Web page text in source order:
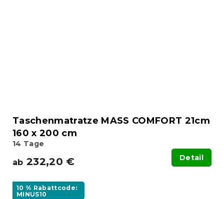
Taschenmatratze MASS COMFORT 21cm
160 x 200 cm
14 Tage
ab 232,20 € Detail
10 % Rabattcode:
MINUS10